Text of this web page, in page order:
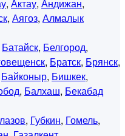
, Актау, Андижан,
, Аягоз, Алмалык
Батайск, Белгород,
, Братск, Брянск,
Байконыр, Бишкек,
, Балхаш, Бекабад
, Губкин, Гомель,